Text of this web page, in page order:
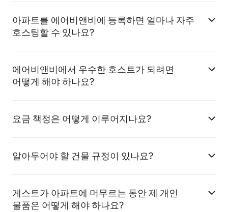
아파트를 에어비앤비에 등록하면 얼마나 자주
호스팅할 수 있나요?
에어비앤비에서 우수한 호스트가 되려면
어떻게 해야 하나요?
요금 책정은 어떻게 이루어지나요?
알아두어야 할 건물 규정이 있나요?
게스트가 아파트에 머무르는 동안 제 개인
물품은 어떻게 해야 하나요?